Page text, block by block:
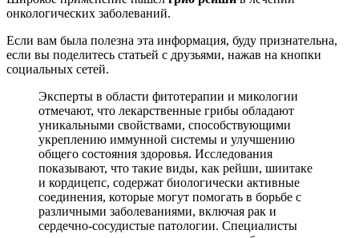
онкологических заболеваний.
Если вам была полезна эта информация, буду признательна,
если вы поделитесь статьей с друзьями, нажав на кнопки
социальных сетей.
Эксперты в области фитотерапии и микологии
отмечают, что лекарственные грибы обладают
уникальными свойствами, способствующими
укреплению иммунной системы и улучшению
общего состояния здоровья. Исследования
показывают, что такие виды, как рейши, шиитаке
и кордицепс, содержат биологически активные
соединения, которые могут помогать в борьбе с
различными заболеваниями, включая рак и
сердечно-сосудистые патологии. Специалисты